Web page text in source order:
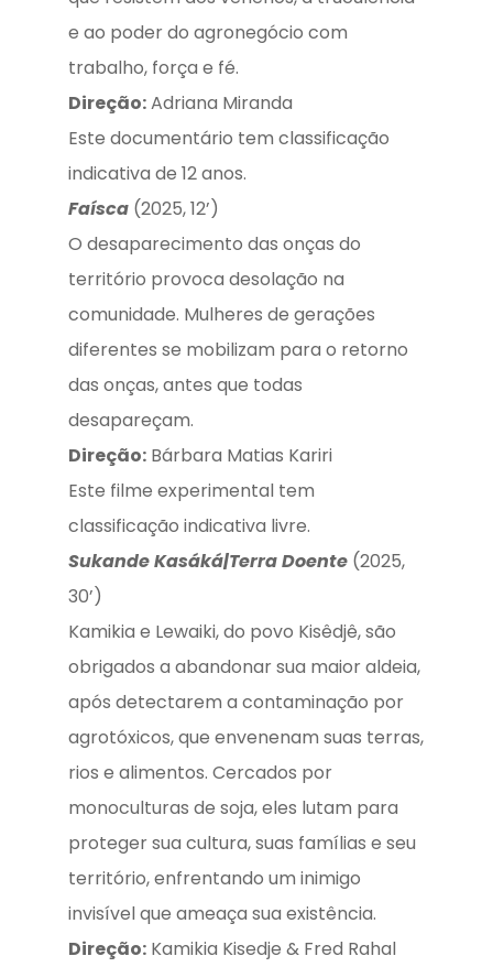
e ao poder do agronegócio com
trabalho, força e fé.
Direção:Adriana Miranda
Este documentário tem classificação
indicativa de 12 anos.
Faísca(2025, 12’)
O desaparecimento das onças do
território provoca desolação na
comunidade. Mulheres de gerações
diferentes se mobilizam para o retorno
das onças, antes que todas
desapareçam.
Direção:Bárbara Matias Kariri
Este filme experimental tem
classificação indicativa livre.
Sukande Kasáká|Terra Doente(2025,
30’)
Kamikia e Lewaiki, do povo Kisêdjê, são
obrigados a abandonar sua maior aldeia,
após detectarem a contaminação por
agrotóxicos, que envenenam suas terras,
rios e alimentos. Cercados por
monoculturas de soja, eles lutam para
proteger sua cultura, suas famílias e seu
território, enfrentando um inimigo
invisível que ameaça sua existência.
Direção:Kamikia Kisedje & Fred Rahal